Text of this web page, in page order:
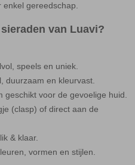
enkel gereedschap.
van Luavi?
speels en uniek.
duurzaam en kleurvast.
geschikt voor de gevoelige huid.
(clasp) of direct aan de
& klaar.
vormen en stijlen.